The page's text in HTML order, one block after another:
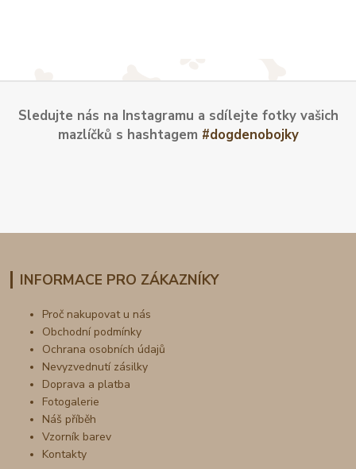
Sledujte nás na Instagramu a sdílejte fotky vašich
mazlíčků s hashtagem #dogdenobojky
INFORMACE PRO ZÁKAZNÍKY
Proč nakupovat u nás
Obchodní podmínky
Ochrana osobních údajů
Nevyzvednutí zásilky
Doprava a platba
Fotogalerie
Náš příběh
Vzorník barev
Kontakty